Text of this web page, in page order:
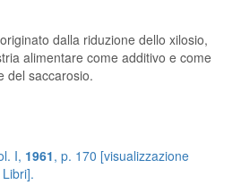
dalla riduzione dello xilosio,
alimentare come additivo e come
del saccarosio.
I, 1961, p. 170 [visualizzazione